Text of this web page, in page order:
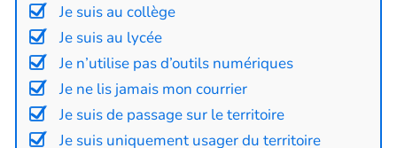
Je suis au collège
Je suis au lycée
Je n’utilise pas d’outils numériques
Je ne lis jamais mon courrier
Je suis de passage sur le territoire
Je suis uniquement usager du territoire